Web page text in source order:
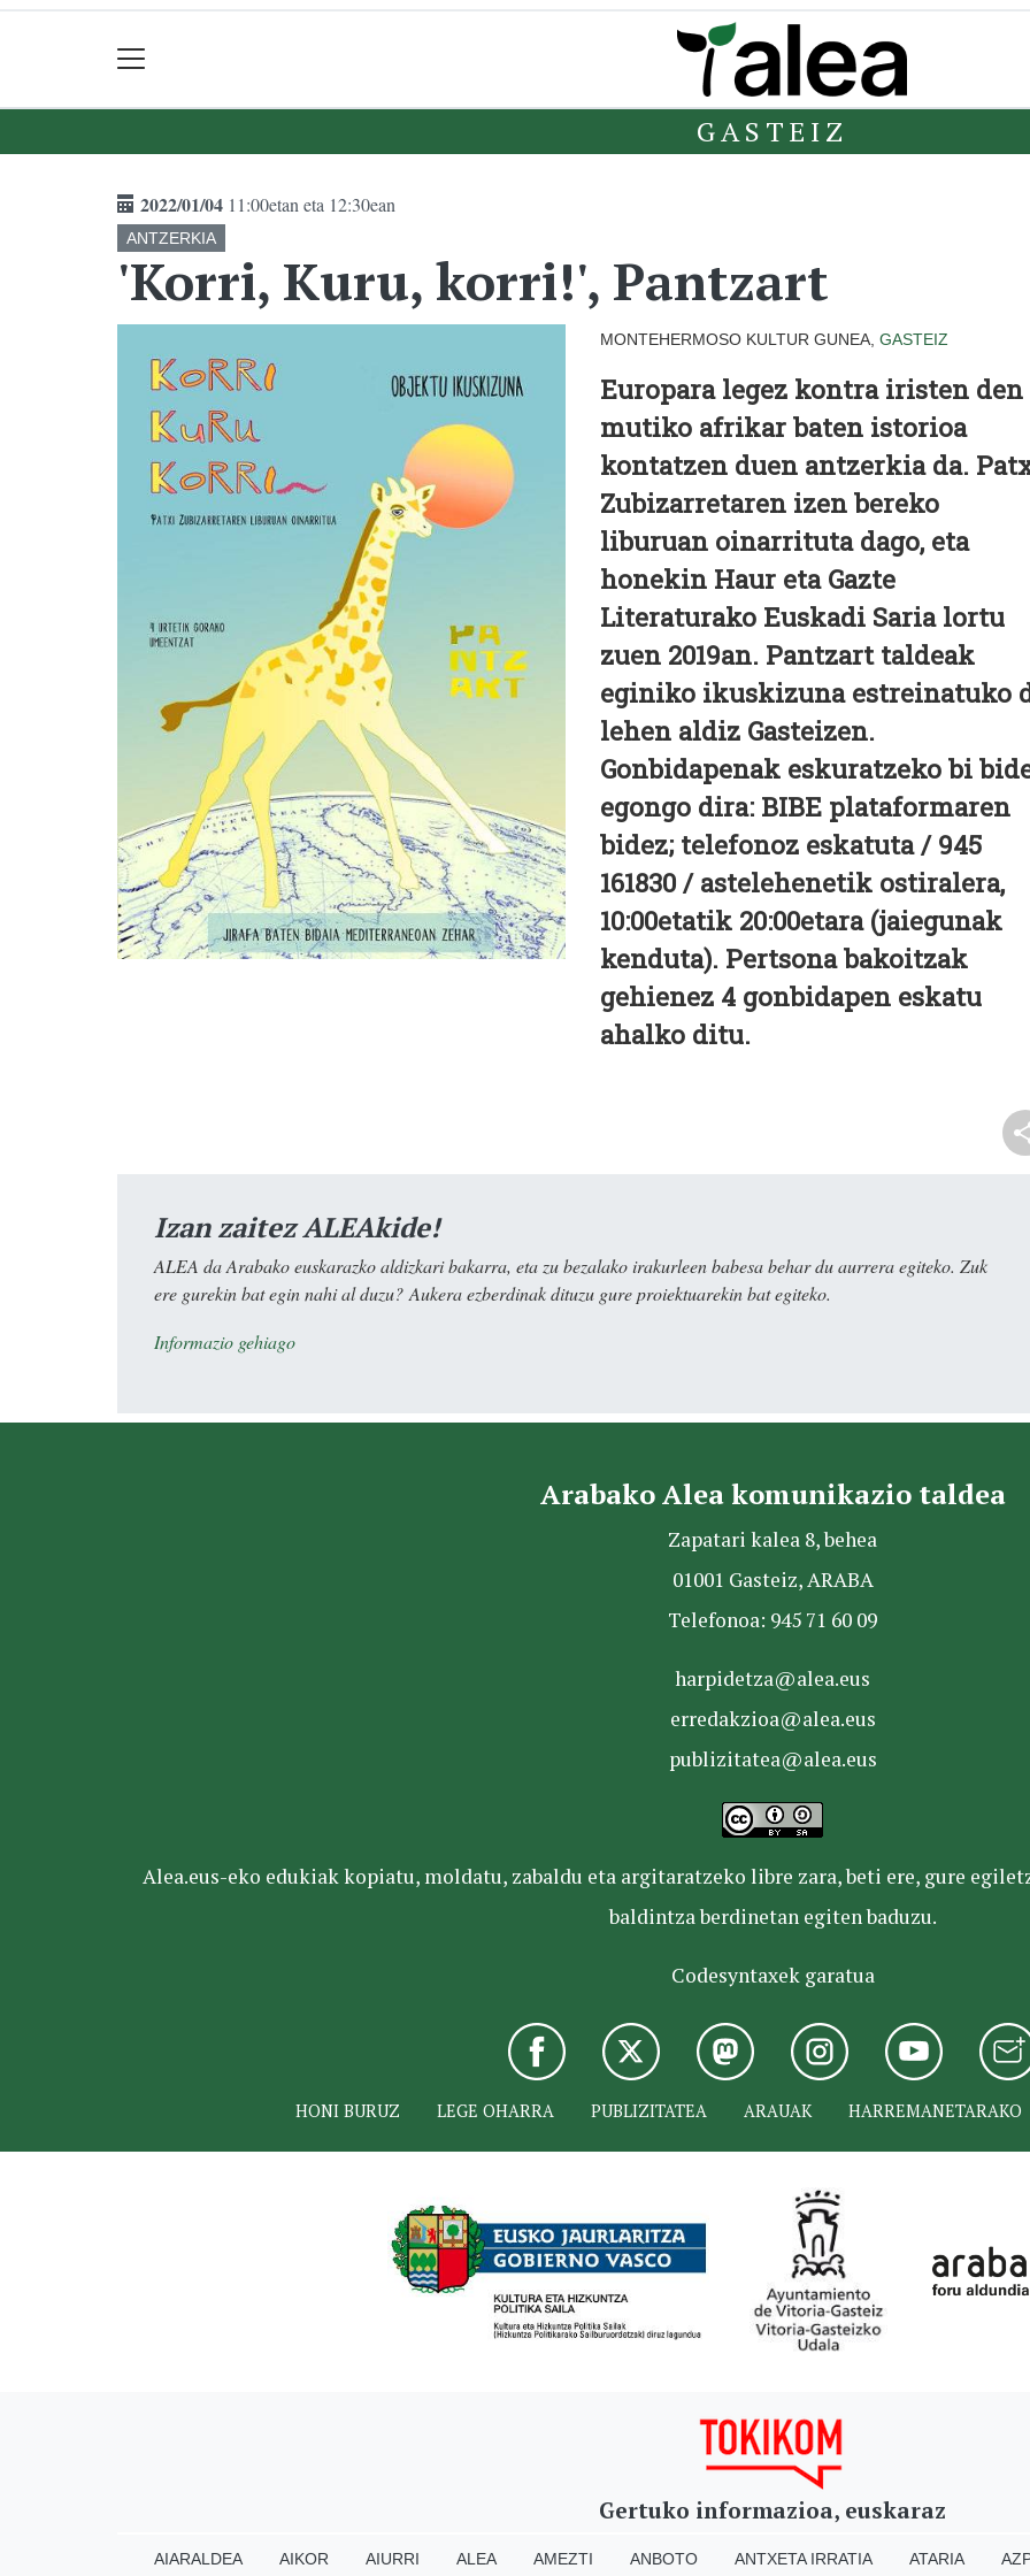
GASTEIZ
2022/01/04 11:00etan eta 12:30ean
ANTZERKIA
'Korri, Kuru, korri!', Pantzart
MONTEHERMOSO KULTUR GUNEA, GASTEIZ
Europara legez kontra iristen den
mutiko afrikar baten istorioa
kontatzen duen antzerkia da.
Zubizarretaren izen bereko
liburuan oinarrituta dago, eta
honekin Haur eta Gazte
Literaturako Euskadi Saria lortu
zuen 2019an. Pantzart taldeak
eginiko ikuskizuna estreinatuko
lehen aldiz Gasteizen.
Gonbidapenak eskuratzeko bi
egongo dira: BIBE plataformaren
bidez; telefonoz eskatuta / 945
161830 / astelehenetik ostiralera,
10:00etatik 20:00etara (jaiegunak
kenduta). Pertsona bakoitzak
gehienez 4 gonbidapen eskatu
ahalko ditu.
Izan zaitez ALEAkide!
ALEA da Arabako euskarazko aldizkari bakarra, eta zu bezalako irakurleen babesa behar du aurrera egiteko. Zuk
ere gurekin bat egin nahi al duzu? Aukera ezberdinak dituzu gure proiektuarekin bat egiteko.
Informazio gehiago
Arabako Alea komunikazio taldea
Zapatari kalea 8, behea
01001 Gasteiz, ARABA
Telefonoa: 945 71 60 09
harpidetza@alea.eus
erredakzioa@alea.eus
publizitatea@alea.eus
Alea.eus-eko edukiak kopiatu, moldatu, zabaldu eta argitaratzeko libre zara, beti ere, gure
baldintza berdinetan egiten baduzu.
Codesyntaxek garatua
HONI BURUZ LEGE OHARRA PUBLIZITATEA ARAUAK HARREMANETARAKO
Gertuko informazioa, euskaraz
AIARALDEA AIKOR AIURRI ALEA AMEZTI ANBOTO ANTXETA IRRATIA ATARIA